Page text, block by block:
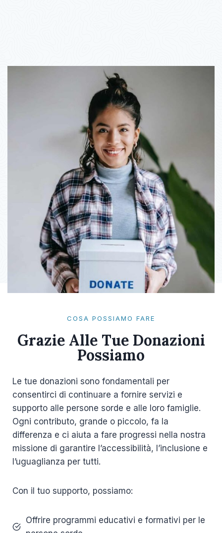
COSA POSSIAMO FARE
Grazie Alle Tue Donazioni
Possiamo
Le tue donazioni sono fondamentali per
consentirci di continuare a fornire servizi e
supporto alle persone sorde e alle loro famiglie.
Ogni contributo, grande o piccolo, fa la
differenza e ci aiuta a fare progressi nella nostra
missione di garantire l’accessibilità, l’inclusione e
l’uguaglianza per tutti.
Con il tuo supporto, possiamo:
Offrire programmi educativi e formativi per le